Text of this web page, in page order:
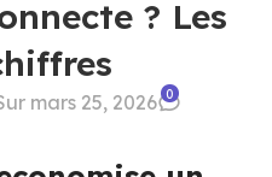
? Les
mars 25, 2026 0